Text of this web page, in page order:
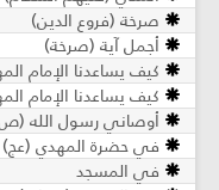
صرخة (فروع الدين)
أجمل آية (صرخة)
كيف يساعدنا الإمام
كيف يساعدنا الإمام
أوصاني رسول الله
في حضرة المهدي (عج)
في المسجد